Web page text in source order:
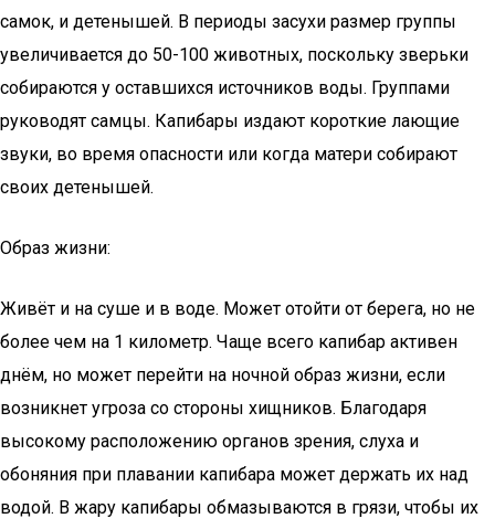
самок, и детенышей. В периоды засухи размер группы
увеличивается до 50-100 животных, поскольку зверьки
собираются у оставшихся источников воды. Группами
руководят самцы. Капибары издают короткие лающие
звуки, во время опасности или когда матери собирают
своих детенышей.
Образ жизни:
Живёт и на суше и в воде. Может отойти от берега, но не
более чем на 1 километр. Чаще всего капибар активен
днём, но может перейти на ночной образ жизни, если
возникнет угроза со стороны хищников. Благодаря
высокому расположению органов зрения, слуха и
обоняния при плавании капибара может держать их над
водой. В жару капибары обмазываются в грязи, чтобы их